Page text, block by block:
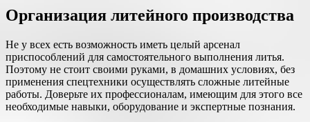
Организация литейного производства
Не у всех есть возможность иметь целый арсенал
приспособлений для самостоятельного выполнения литья.
Поэтому не стоит своими руками, в домашних условиях, без
применения спецтехники осуществлять сложные литейные
работы. Доверьте их профессионалам, имеющим для этого все
необходимые навыки, оборудование и экспертные познания.